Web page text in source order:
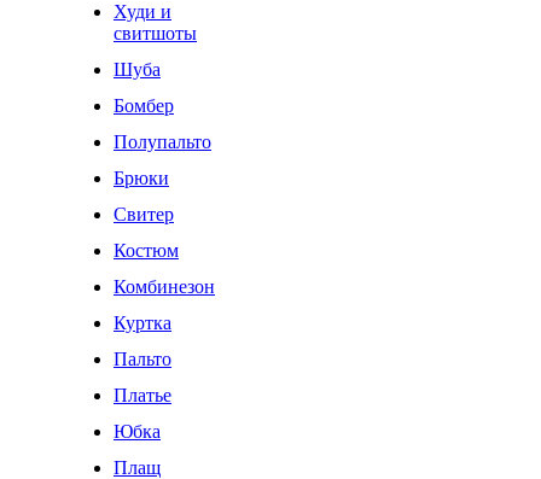
Худи и
свитшоты
Шуба
Бомбер
Полупальто
Брюки
Свитер
Костюм
Комбинезон
Куртка
Пальто
Платье
Юбка
Плащ